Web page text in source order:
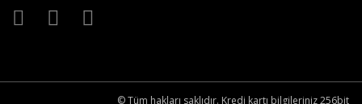
© Tüm hakları saklıdır. Kredi kartı bilgileriniz 256bit